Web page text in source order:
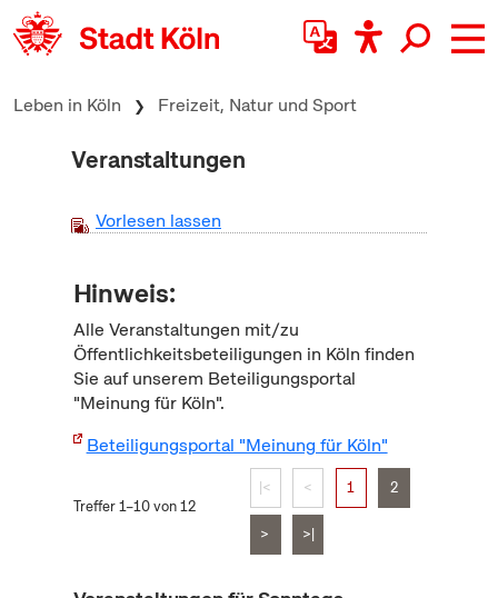
zum Inhalt springen
Leben in Köln Freizeit, Natur und Sport
Veranstaltungen
Vorlesen lassen
Hinweis:
Alle Veranstaltungen mit/zu
Öffentlichkeitsbeteiligungen in Köln finden
Sie auf unserem Beteiligungsportal
"Meinung für Köln".
Beteiligungsportal "Meinung für Köln"
Treffer 1–10 von 12
|< < 1 2
> >|